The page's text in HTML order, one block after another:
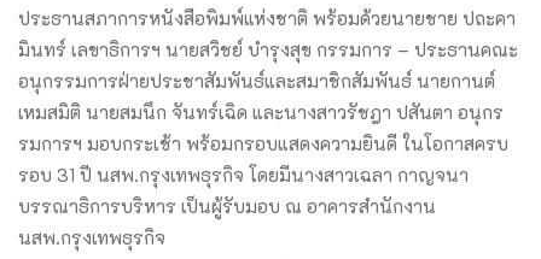
ประธานสภาการหนังสือพิมพ์แห่งชาติ พร้อมด้วยนายชาย ปถะคา
มินทร์ เลขาธิการฯ นายสวิชย์ บำรุงสุข กรรมการ – ประธานคณะ
อนุกรรมการฝ่ายประชาสัมพันธ์และสมาชิกสัมพันธ์ นายกานต์
เหมสมิติ นายสมนึก จันทร์เฉิด และนางสาวรัชฎา ปสันตา อนุกร
รมการฯ มอบกระเช้า พร้อมกรอบแสดงความยินดี ในโอกาสครบ
รอบ 31 ปี นสพ.กรุงเทพธุรกิจ โดยมีนางสาวเฉลา กาญจนา
บรรณาธิการบริหาร เป็นผู้รับมอบ ณ อาคารสำนักงาน
นสพ.กรุงเทพธุรกิจ